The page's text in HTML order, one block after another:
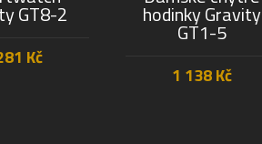
GT8-2
Kč
hodinky Gravity
GT1-5
1 138Kč